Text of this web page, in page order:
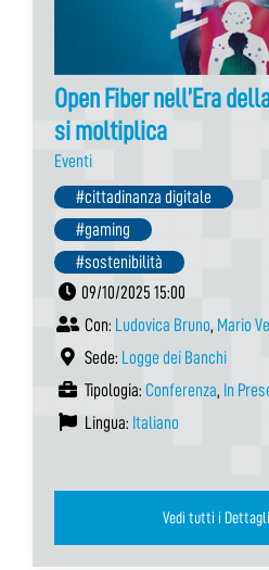
Open Fiber nell’Era
si moltiplica
Eventi
#cittadinanza digitale
#gaming
#sostenibilità
09/10/2025 15:00
Con: Ludovica Bruno, Mario
Sede: Logge dei Banchi
Tipologia: Conferenza, In
Lingua: Italiano
Vedi tutti i